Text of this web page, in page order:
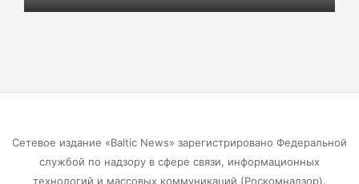
парковочных абонементов
Калининградский суд рассмотрит дело о
Сетевое издание «Baltic News» зарегистрировано Федеральной
службой по надзору в сфере связи, информационных
технологий и массовых коммуникаций (Роскомнадзор).